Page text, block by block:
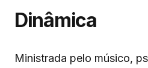
Dinâmica
Ministrada pelo músico,